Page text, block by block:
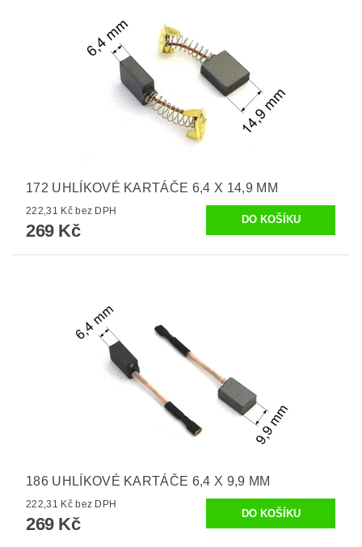
172 UHLÍKOVÉ KARTÁČE 6,4 X 14,9 MM
222,31 Kč bez DPH
269 Kč
186 UHLÍKOVÉ KARTÁČE 6,4 X 9,9 MM
222,31 Kč bez DPH
269 Kč